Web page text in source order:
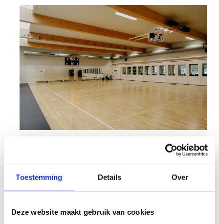
Toestemming Details Over
Deze website maakt gebruik van cookies
Sportzaal van de toekomst
een zwevende parketvloer met vloerverwarming.
Het is een unieke ruimte voor G-sport.
De hele ruimte is voorzien van akoestische